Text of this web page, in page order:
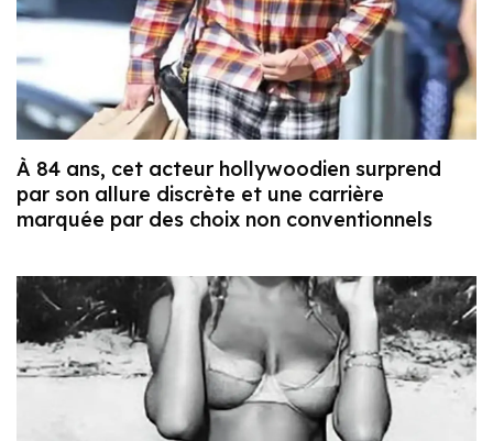
À 84 ans, cet acteur hollywoodien surprend
par son allure discrète et une carrière
marquée par des choix non conventionnels